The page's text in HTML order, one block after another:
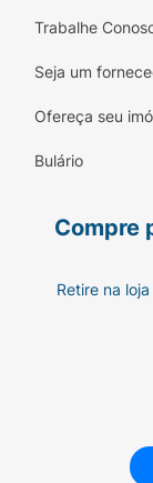
Trabalhe
Seja um
Ofereça seu
Bulário
Compre
Retire na